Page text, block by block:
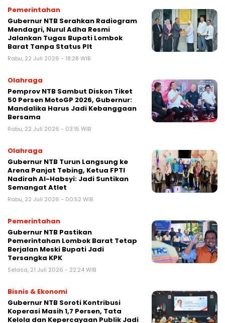
Pemerintahan
Gubernur NTB Serahkan Radiogram
Mendagri, Nurul Adha Resmi
Jalankan Tugas Bupati Lombok
Barat Tanpa Status Plt
Rabu, 22 Juli 2026 - 18:28 WIB
Olahraga
Pemprov NTB Sambut Diskon Tiket
50 Persen MotoGP 2026, Gubernur:
Mandalika Harus Jadi Kebanggaan
Bersama
Rabu, 22 Juli 2026 - 03:15 WIB
Olahraga
Gubernur NTB Turun Langsung ke
Arena Panjat Tebing, Ketua FPTI
Nadirah Al-Habsyi: Jadi Suntikan
Semangat Atlet
Rabu, 22 Juli 2026 - 00:52 WIB
Pemerintahan
Gubernur NTB Pastikan
Pemerintahan Lombok Barat Tetap
Berjalan Meski Bupati Jadi
Tersangka KPK
Selasa, 21 Juli 2026 - 22:24 WIB
Bisnis & Ekonomi
Gubernur NTB Soroti Kontribusi
Koperasi Masih 1,7 Persen, Tata
Kelola dan Kepercayaan Publik Jadi